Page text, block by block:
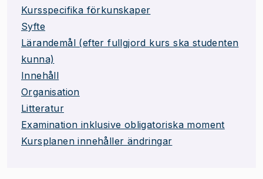
Kursspecifika förkunskaper
Syfte
Lärandemål (efter fullgjord kurs ska studenten
kunna)
Innehåll
Organisation
Litteratur
Examination inklusive obligatoriska moment
Kursplanen innehåller ändringar